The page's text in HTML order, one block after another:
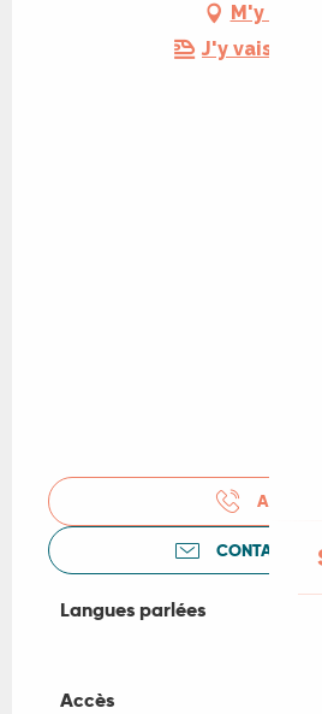
M'y
J'y vais en
APPELER
Langues parlées
Langues parlées
Accès
Accès